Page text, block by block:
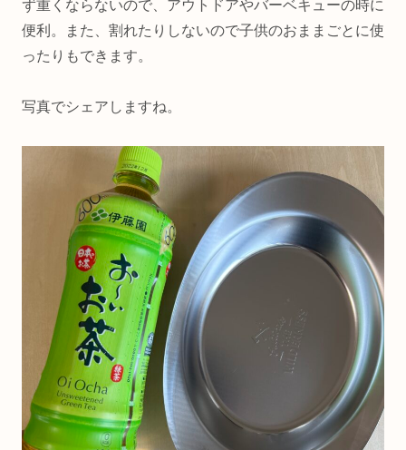
ず重くならないので、アウトドアやバーベキューの時に
便利。また、割れたりしないので子供のおままごとに使
ったりもできます。
写真でシェアしますね。